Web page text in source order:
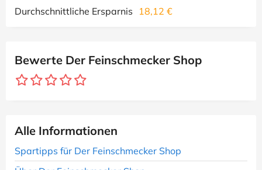
Durchschnittliche Ersparnis
18,12 €
Bewerte Der Feinschmecker Shop
Alle Informationen
Spartipps für Der Feinschmecker Shop